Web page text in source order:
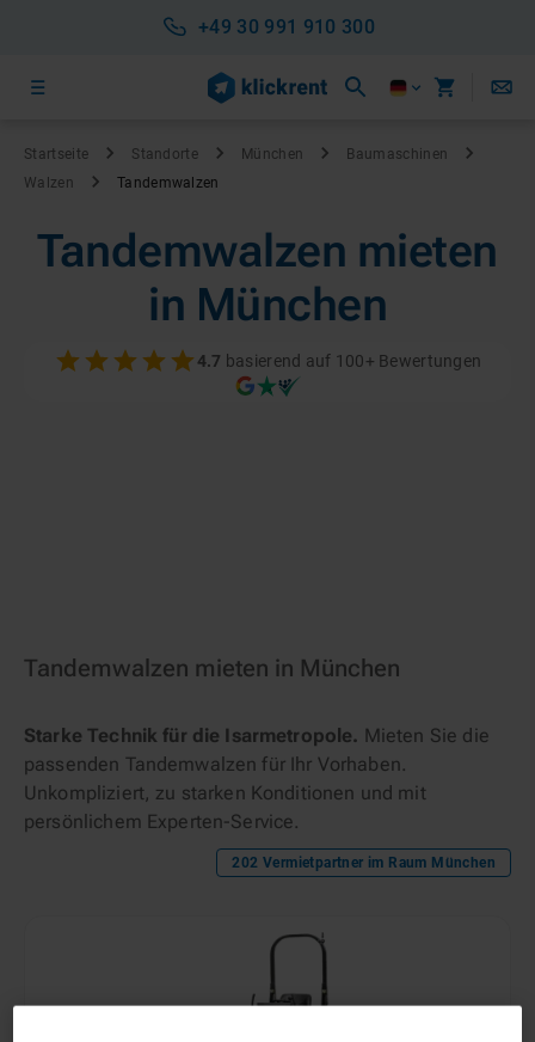
+49 30 991 910 300
Startseite Standorte München
Baumaschinen
Walzen
Tandemwalzen
Tandemwalzen mieten
in München
4.7 basierend auf 100+ Bewertungen
Tandemwalzen mieten in München
Starke Technik für die Isarmetropole. Mieten Sie die
passenden Tandemwalzen für Ihr Vorhaben.
Unkompliziert, zu starken Konditionen und mit
persönlichem Experten-Service.
202 Vermietpartner im Raum München